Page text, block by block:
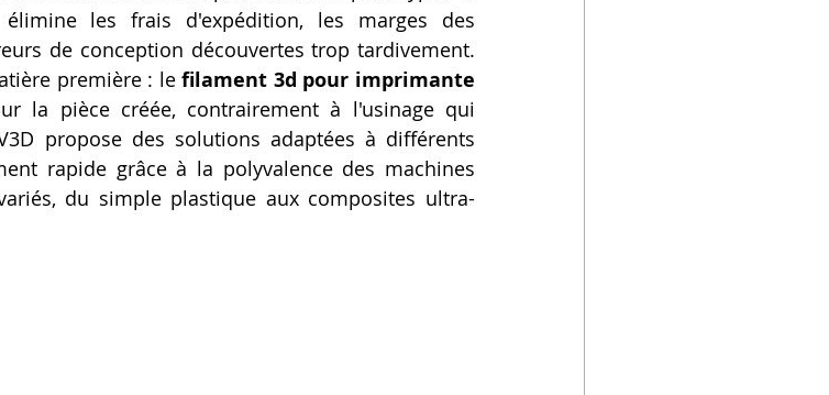
les frais d'expédition, les marges des
de conception découvertes trop tardivement.
première : le filament 3d pour imprimante
la pièce créée, contrairement à l'usinage qui
propose des solutions adaptées à différents
rapide grâce à la polyvalence des machines
du simple plastique aux composites ultra-